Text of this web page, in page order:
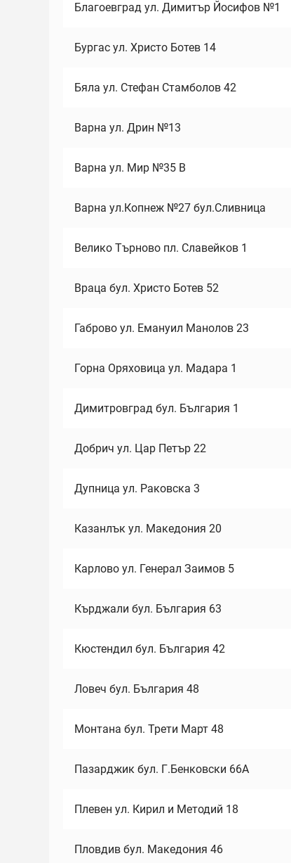
Благоевград ул. Димитър Йосифов №1
Бургас ул. Христо Ботев 14
Бяла ул. Стефан Стамболов 42
Варна ул. Дрин №13
Варна ул. Мир №35 В
Варна ул.Копнеж №27 бул.Сливница
Велико Търново пл. Славейков 1
Враца бул. Христо Ботев 52
Габрово ул. Емануил Манолов 23
Горна Оряховица ул. Мадара 1
Димитровград бул. България 1
Добрич ул. Цар Петър 22
Дупница ул. Раковска 3
Казанлък ул. Македония 20
Карлово ул. Генерал Заимов 5
Кърджали бул. България 63
Кюстендил бул. България 42
Ловеч бул. България 48
Монтана бул. Трети Март 48
Пазарджик бул. Г.Бенковски 66А
Плевен ул. Кирил и Методий 18
Пловдив бул. Македония 46